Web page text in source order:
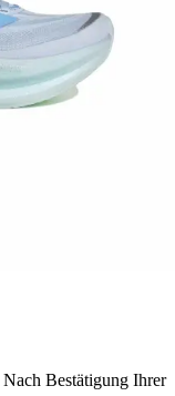
Nach Bestätigung Ihrer